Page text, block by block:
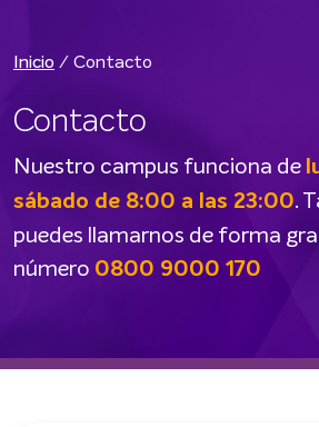
Inicio / Contacto
Contacto
Nuestro campus funciona de
sábado de 8:00 a las 23:00.
puedes llamarnos de forma
número 0800 9000 170